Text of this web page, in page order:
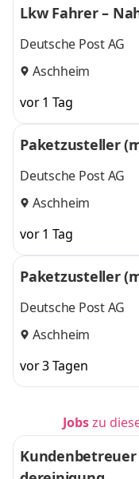
Lkw Fahrer –
Deutsche Post AG
Aschheim
vor 1 Tag
Paketzusteller
Deutsche Post AG
Aschheim
vor 1 Tag
Paketzusteller
Deutsche Post AG
Aschheim
vor 3 Tagen
Jobszu